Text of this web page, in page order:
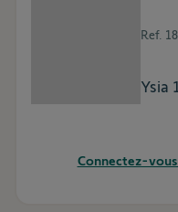
Ref.
Ysia
Connectez-